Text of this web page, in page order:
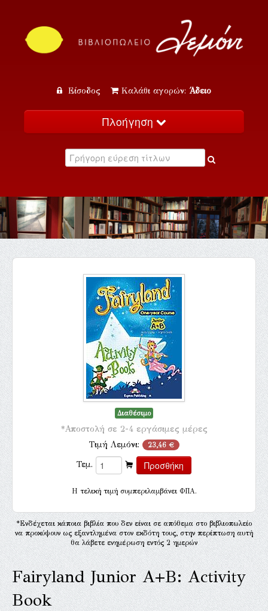
Είσοδος Καλάθι αγορών: Άδειο
Πλοήγηση
Κατάλογος
Εκδηλώσεις
Επικοινωνία
Διαθέσιμο
*Αποστολή σε 2-4 εργάσιμες μέρες
Τιμή Λεμόνι: 23,46 €
Τεμ.
H τελική τιμή συμπεριλαμβάνει ΦΠΑ.
*Ενδέχεται κάποια βιβλία που δεν είναι σε απόθεμα στο βιβλιοπωλείο
να προκύψουν ως εξαντλημένα στον εκδότη τους, στην περίπτωση αυτή
θα λάβετε ενημέρωση εντός 2 ημερών
Fairyland Junior A+B: Activity
Book